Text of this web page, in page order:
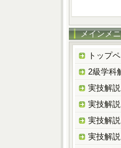
メインメ
トップ
2級学科
実技解説
実技解説
実技解説
実技解説